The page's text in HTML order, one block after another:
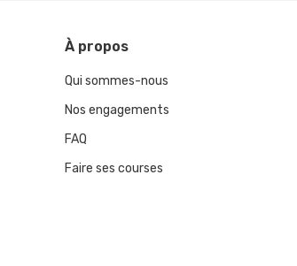
À propos
Qui sommes-nous
Nos engagements
FAQ
Faire ses courses